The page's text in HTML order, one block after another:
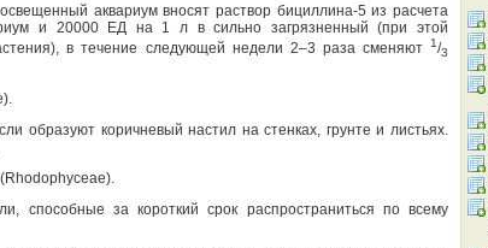
аквариум вносят раствор бициллина-5 из расчета
и 20000 ЕД на 1 л в сильно загрязненный (при этой
в течение следующей недели 2–3 раза сменяют
1/3
образуют коричневый настил на стенках, грунте и листьях.
(Rhodophyceae).
способные за короткий срок распространиться по всему